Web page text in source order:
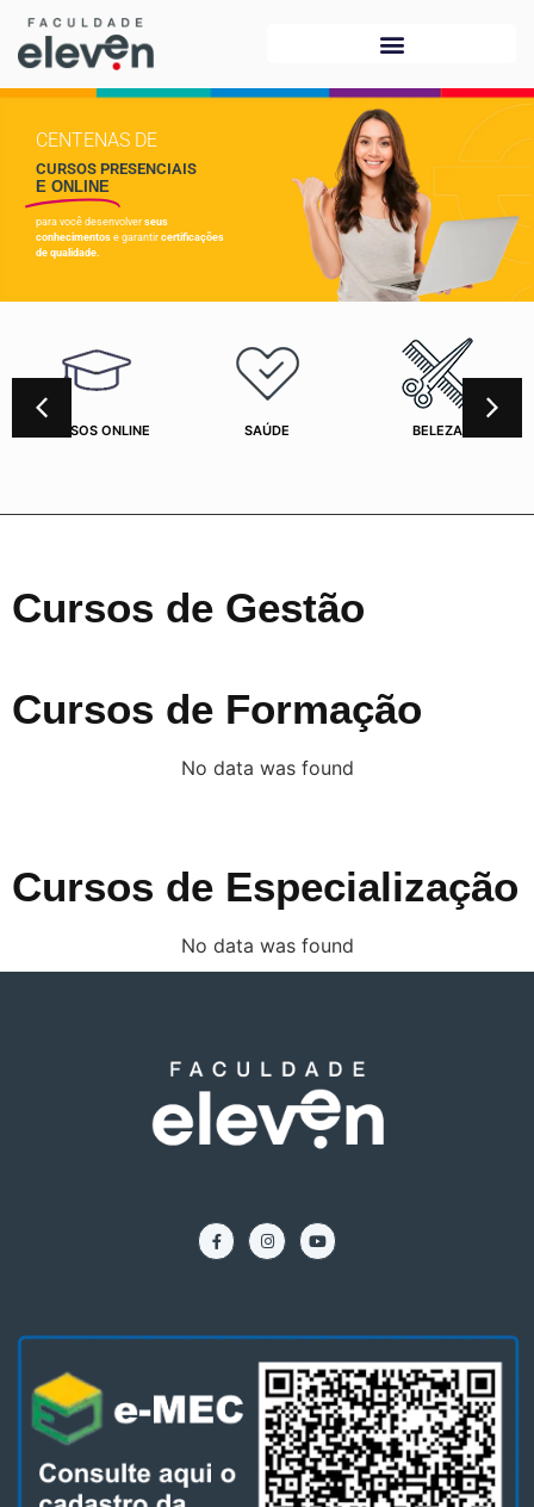
CENTENAS DE
CURSOS PRESENCIAIS
E ONLINE
para você desenvolver seus
conhecimentos e garantir certificações
de qualidade.
CURSOS ONLINE SAÚDE BELEZA
Cursos de Gestão
Cursos de Formação
No data was found
Cursos de Especialização
No data was found